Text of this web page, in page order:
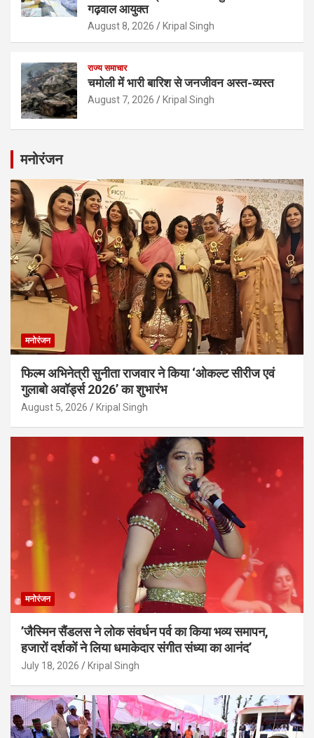
गढ़वाल आयुक्त
August 8, 2026 Kripal Singh
राज्य समाचार
चमोली में भारी बारिश से जनजीवन अस्त-व्यस्त
August 7, 2026 Kripal Singh
मनोरंजन
मनोरंजन
फिल्म अभिनेत्री सुनीता राजवार ने किया ‘ओकल्ट सीरीज एवं
गुलाबो अवॉर्ड्स 2026’ का शुभारंभ
August 5, 2026 Kripal Singh
मनोरंजन
’जैस्मिन सैंडलस ने लोक संवर्धन पर्व का किया भव्य समापन,
हजारों दर्शकों ने लिया धमाकेदार संगीत संध्या का आनंद’
July 18, 2026 Kripal Singh